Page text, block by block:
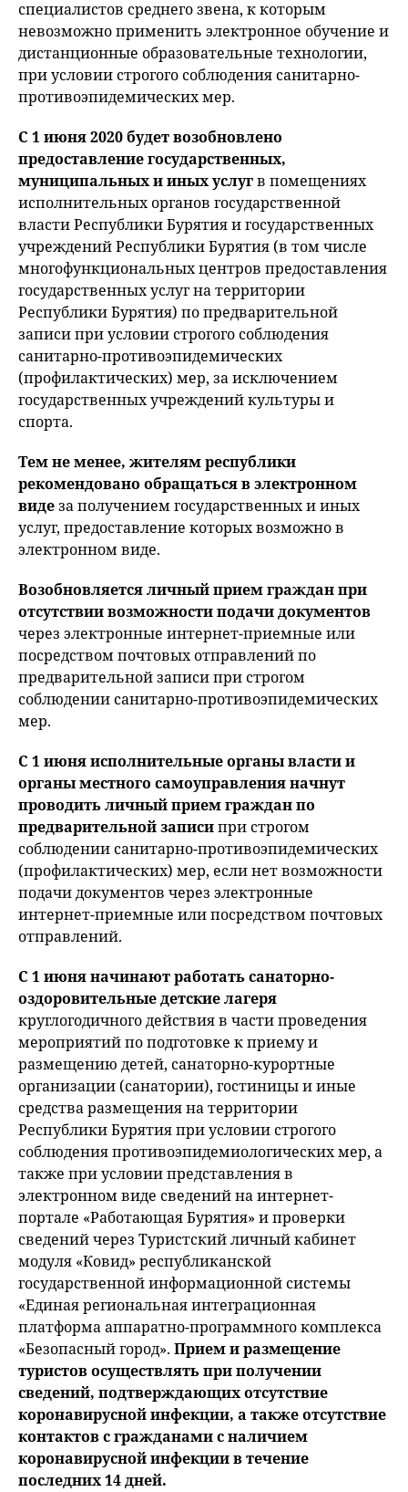
специалистов среднего звена, к которым
невозможно применить электронное обучение и
дистанционные образовательные технологии,
при условии строгого соблюдения санитарно-
противоэпидемических мер.
С 1 июня 2020 будет возобновлено
предоставление государственных,
муниципальных и иных услугв помещениях
исполнительных органов государственной
власти Республики Бурятия и государственных
учреждений Республики Бурятия (в том числе
многофункциональных центров предоставления
государственных услуг на территории
Республики Бурятия) по предварительной
записи при условии строгого соблюдения
санитарно-противоэпидемических
(профилактических) мер, за исключением
государственных учреждений культуры и
спорта.
Тем не менее, жителям республики
рекомендовано обращаться в электронном
видеза получением государственных и иных
услуг, предоставление которых возможно в
электронном виде.
Возобновляется личный прием граждан при
отсутствии возможности подачи документов
через электронные интернет-приемные или
посредством почтовых отправлений по
предварительной записи при строгом
соблюдении санитарно-противоэпидемических
мер.
С 1 июня исполнительные органы власти и
органы местного самоуправления начнут
проводить личный прием граждан по
предварительной записипри строгом
соблюдении санитарно-противоэпидемических
(профилактических) мер, если нет возможности
подачи документов через электронные
интернет-приемные или посредством почтовых
отправлений.
С 1 июня начинают работать санаторно-
оздоровительные детские лагеря
круглогодичного действия в части проведения
мероприятий по подготовке к приему и
размещению детей, санаторно-курортные
организации (санатории), гостиницы и иные
средства размещения на территории
Республики Бурятия при условии строгого
соблюдения противоэпидемиологических мер, а
также при условии представления в
электронном виде сведений на интернет-
портале «Работающая Бурятия» и проверки
сведений через Туристский личный кабинет
модуля «Ковид» республиканской
государственной информационной системы
«Единая региональная интеграционная
платформа аппаратно-программного комплекса
«Безопасный город». Прием и размещение
туристов осуществлять при получении
сведений, подтверждающих отсутствие
коронавирусной инфекции, а также отсутствие
контактов с гражданами с наличием
коронавирусной инфекции в течение
последних 14 дней.